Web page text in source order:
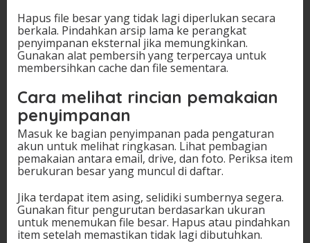
Hapus file besar yang tidak lagi diperlukan secara
berkala. Pindahkan arsip lama ke perangkat
penyimpanan eksternal jika memungkinkan.
Gunakan alat pembersih yang terpercaya untuk
membersihkan cache dan file sementara.
Cara melihat rincian pemakaian
penyimpanan
Masuk ke bagian penyimpanan pada pengaturan
akun untuk melihat ringkasan. Lihat pembagian
pemakaian antara email, drive, dan foto. Periksa item
berukuran besar yang muncul di daftar.
Jika terdapat item asing, selidiki sumbernya segera.
Gunakan fitur pengurutan berdasarkan ukuran
untuk menemukan file besar. Hapus atau pindahkan
item setelah memastikan tidak lagi dibutuhkan.